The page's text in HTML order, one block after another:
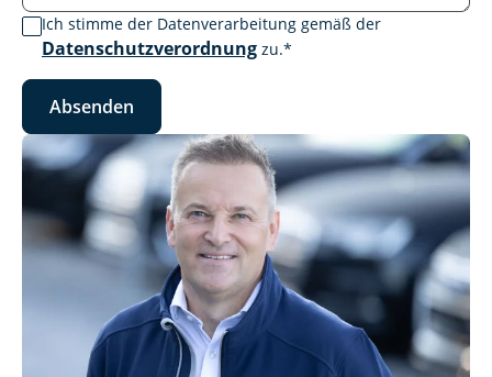
Ich stimme der Datenverarbeitung gemäß der
Datenschutzverordnung zu.*
Absenden